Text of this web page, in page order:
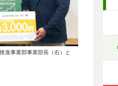
進事業部事業部長（右）と